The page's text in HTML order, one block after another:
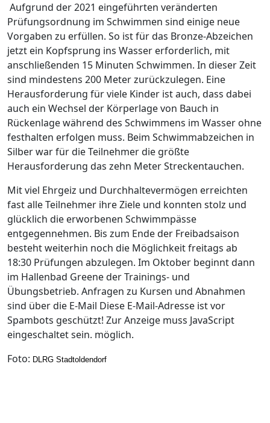
Aufgrund der 2021 eingeführten veränderten
Prüfungsordnung im Schwimmen sind einige neue
Vorgaben zu erfüllen. So ist für das Bronze-Abzeichen
jetzt ein Kopfsprung ins Wasser erforderlich, mit
anschließenden 15 Minuten Schwimmen. In dieser Zeit
sind mindestens 200 Meter zurückzulegen. Eine
Herausforderung für viele Kinder ist auch, dass dabei
auch ein Wechsel der Körperlage von Bauch in
Rückenlage während des Schwimmens im Wasser ohne
festhalten erfolgen muss. Beim Schwimmabzeichen in
Silber war für die Teilnehmer die größte
Herausforderung das zehn Meter Streckentauchen.
Mit viel Ehrgeiz und Durchhaltevermögen erreichten
fast alle Teilnehmer ihre Ziele und konnten stolz und
glücklich die erworbenen Schwimmpässe
entgegennehmen. Bis zum Ende der Freibadsaison
besteht weiterhin noch die Möglichkeit freitags ab
18:30 Prüfungen abzulegen. Im Oktober beginnt dann
im Hallenbad Greene der Trainings- und
Übungsbetrieb. Anfragen zu Kursen und Abnahmen
sind über die E-Mail Diese E-Mail-Adresse ist vor
Spambots geschützt! Zur Anzeige muss JavaScript
eingeschaltet sein. möglich.
Foto: DLRG Stadtoldendorf